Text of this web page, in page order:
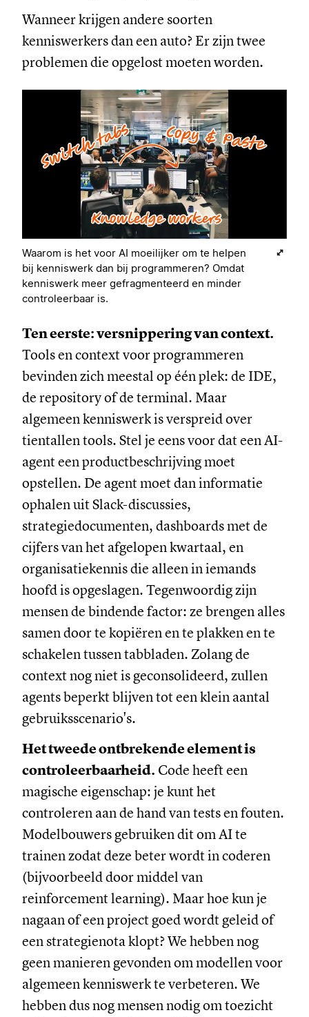
Wanneer krijgen andere soorten
kenniswerkers dan een auto? Er zijn twee
problemen die opgelost moeten worden.
Waarom is het voor AI moeilijker om te helpen
bij kenniswerk dan bij programmeren? Omdat
kenniswerk meer gefragmenteerd en minder
controleerbaar is.
Ten eerste: versnippering van context.
Tools en context voor programmeren
bevinden zich meestal op één plek: de IDE,
de repository of de terminal. Maar
algemeen kenniswerk is verspreid over
tientallen tools. Stel je eens voor dat een AI-
agent een productbeschrijving moet
opstellen. De agent moet dan informatie
ophalen uit Slack-discussies,
strategiedocumenten, dashboards met de
cijfers van het afgelopen kwartaal, en
organisatiekennis die alleen in iemands
hoofd is opgeslagen. Tegenwoordig zijn
mensen de bindende factor: ze brengen alles
samen door te kopiëren en te plakken en te
schakelen tussen tabbladen. Zolang de
context nog niet is geconsolideerd, zullen
agents beperkt blijven tot een klein aantal
gebruiksscenario's.
Het tweede ontbrekende element is
controleerbaarheid. Code heeft een
magische eigenschap: je kunt het
controleren aan de hand van tests en fouten.
Modelbouwers gebruiken dit om AI te
trainen zodat deze beter wordt in coderen
(bijvoorbeeld door middel van
reinforcement learning). Maar hoe kun je
nagaan of een project goed wordt geleid of
een strategienota klopt? We hebben nog
geen manieren gevonden om modellen voor
algemeen kenniswerk te verbeteren. We
hebben dus nog mensen nodig om toezicht